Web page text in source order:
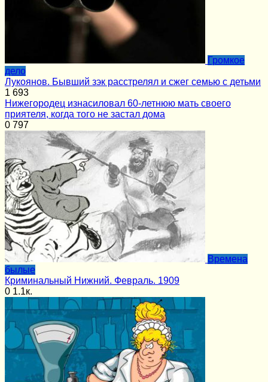
Громкое
дело
Лукоянов. Бывший зэк расстрелял и сжег семью с детьми
1 693
Нижегородец изнасиловал 60-летнюю мать своего
приятеля, когда того не застал дома
0 797
Времена
былые
Криминальный Нижний. Февраль. 1909
0 1.1к.